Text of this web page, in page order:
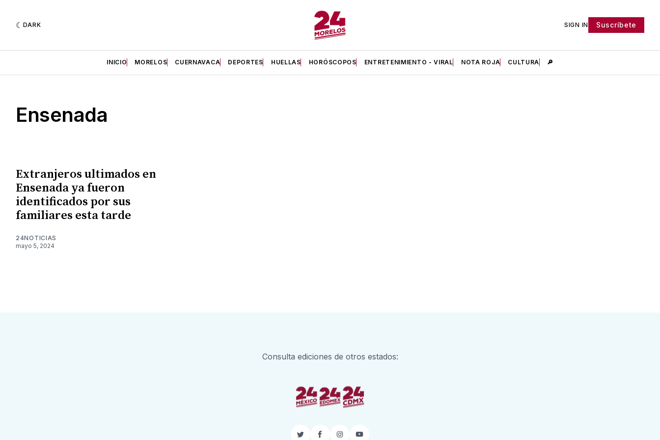
DARK SIGN IN Suscríbete
INICIO MORELOS CUERNAVACA DEPORTES HUELLAS HORÓSCOPOS ENTRETENIMIENTO - VIRAL NOTA ROJA CULTURA 🔎
Ensenada
Extranjeros ultimados en
Ensenada ya fueron
identificados por sus
familiares esta tarde
24NOTICIAS
mayo 5, 2024
Consulta ediciones de otros estados: